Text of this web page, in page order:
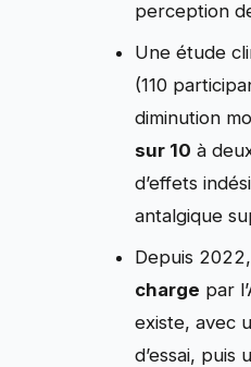
perception
Une étude
(110
diminution
sur 10 à
d’effets
antalgique
Depuis
charge par
existe, avec
d’essai, puis